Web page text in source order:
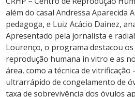
além do casal Andressa Aparecida
pedagoga, e Luiz Acácio Dainez,
Apresentado pela jornalista e
Lourenço, o programa destacou os
reprodução humana in vitro e as
área, como a técnica de
ultrarrápido de congelamento de
taxa de sobrevivência dos óvulos